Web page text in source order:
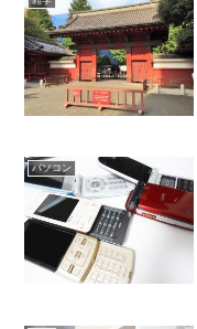
パソコン